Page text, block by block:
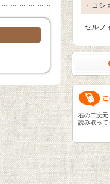
・コシ
セルフ
右の二次元
読み取って